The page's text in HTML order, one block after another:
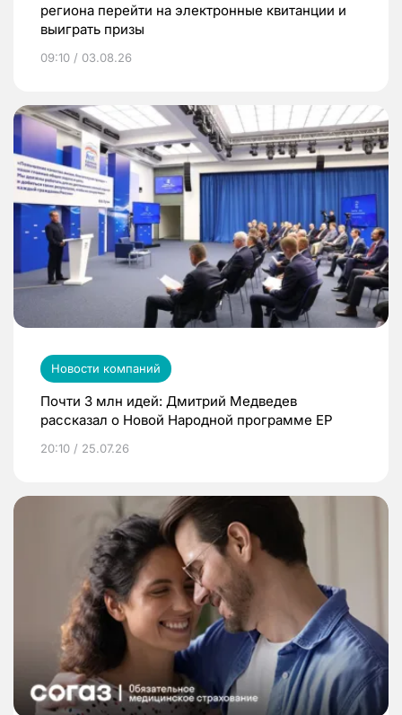
региона перейти на электронные квитанции и
выиграть призы
09:10 / 03.08.26
Новости компаний
Почти 3 млн идей: Дмитрий Медведев
рассказал о Новой Народной программе ЕР
20:10 / 25.07.26